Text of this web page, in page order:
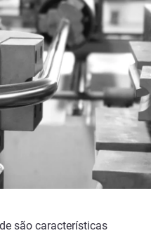
são características